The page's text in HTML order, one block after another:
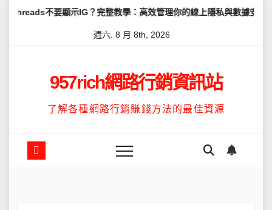
Skip
示IG？完整教學：高效管理你的線上隱私與數據安全 怎麼讓
週六. 8 月 8th, 2026
957rich網路行銷資訊站
了解各種網路行銷賺錢方法的最佳資源